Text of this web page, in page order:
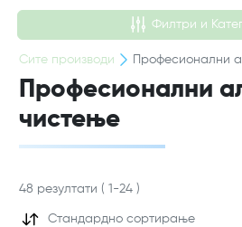
Филтри и
Сите производи Професионални
Професионални
чистење
48 резултати ( 1 -24 )
Стандардно сортирање